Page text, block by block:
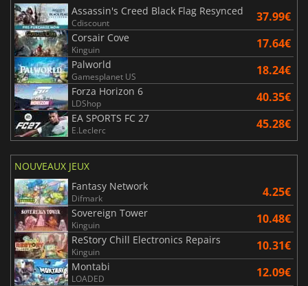
Assassin's Creed Black Flag Resynced
Cdiscount 37.99€
Corsair Cove
Kinguin 17.64€
Palworld
Gamesplanet US 18.24€
Forza Horizon 6
LDShop 40.35€
EA SPORTS FC 27
E.Leclerc 45.28€
NOUVEAUX JEUX
Fantasy Network
Difmark 4.25€
Sovereign Tower
Kinguin 10.48€
ReStory Chill Electronics Repairs
Kinguin 10.31€
Montabi
LOADED 12.09€